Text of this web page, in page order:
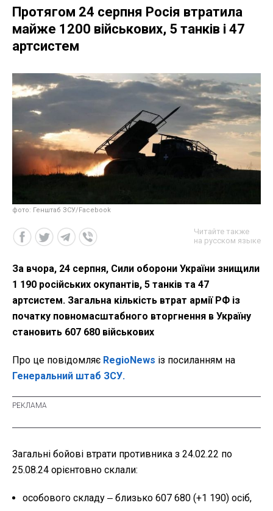
Протягом 24 серпня Росія втратила
майже 1200 військових, 5 танків і 47
артсистем
фото: Генштаб ЗСУ/Facebook
Читайте также
на русском языке
За вчора, 24 серпня, Сили оборони України знищили
1 190 російських окупантів, 5 танків та 47
артсистем. Загальна кількість втрат армії РФ із
початку повномасштабного вторгнення в Україну
становить 607 680 військових
Про це повідомляє RegioNews із посиланням на
Генеральний штаб ЗСУ.
Загальні бойові втрати противника з 24.02.22 по
25.08.24 орієнтовно склали:
особового складу ‒ близько 607 680 (+1 190) осіб,